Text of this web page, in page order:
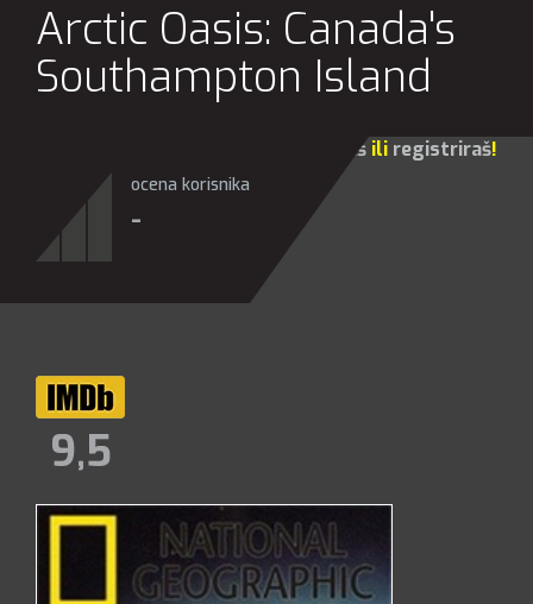
Arctic Oasis: Canada's
Southampton Island
prijaviš ili registriraš!
ocena korisnika
-
9,5